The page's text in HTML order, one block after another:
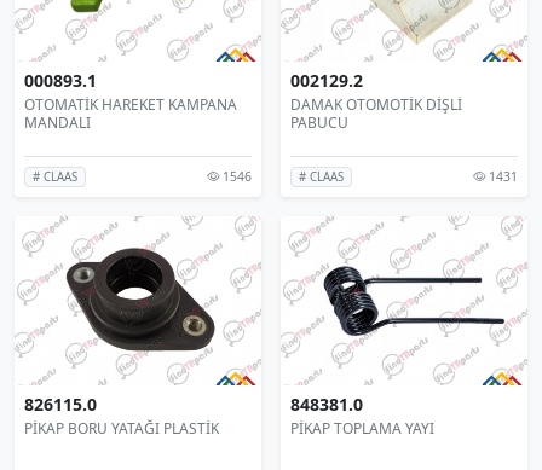
000893.1
OTOMATİK HAREKET KAMPANA
MANDALI
# CLAAS 1546
002129.2
DAMAK OTOMOTİK DİŞLİ
PABUCU
# CLAAS 1431
826115.0
PİKAP BORU YATAĞI PLASTİK
848381.0
PİKAP TOPLAMA YAYI